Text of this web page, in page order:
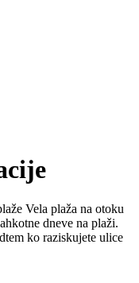
Vela plaža na otoku
dneve na plaži.
ko raziskujete ulice